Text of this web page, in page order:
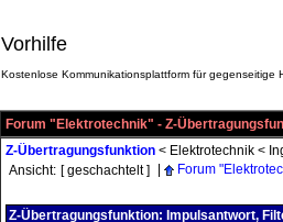
Vorhilfe
Kostenlose Kommunikationsplattform für gegenseitige
Forum "Elektrotechnik" - Z-
Z-Übertragungsfunktion < Elektrotechnik <
Ansicht: [ geschachtelt ] Forum
Z-Übertragungsfunktion: Impulsantwort,